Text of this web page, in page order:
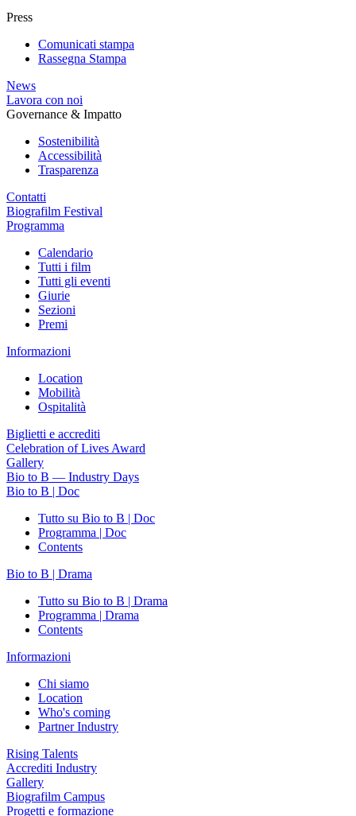
Press
Comunicati stampa
Rassegna Stampa
News
Lavora con noi
Governance & Impatto
Sostenibilità
Accessibilità
Trasparenza
Contatti
Biografilm Festival
Programma
Calendario
Tutti i film
Tutti gli eventi
Giurie
Sezioni
Premi
Informazioni
Location
Mobilità
Ospitalità
Biglietti e accrediti
Celebration of Lives Award
Gallery
Bio to B — Industry Days
Bio to B | Doc
Tutto su Bio to B | Doc
Programma | Doc
Contents
Bio to B | Drama
Tutto su Bio to B | Drama
Programma | Drama
Contents
Informazioni
Chi siamo
Location
Who's coming
Partner Industry
Rising Talents
Accrediti Industry
Gallery
Biografilm Campus
Progetti e formazione